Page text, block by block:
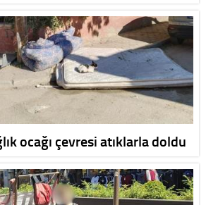
ocağı çevresi atıklarla doldu